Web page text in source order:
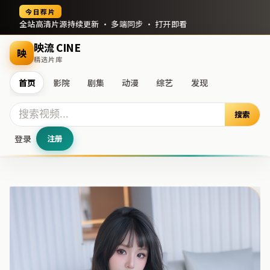
今日荐片
全站高清片源持续更新 · 多端同步 · 打开即看
映 映流 CINE
精选片库
首页 影院 剧集 动漫 综艺 发现
搜索
登录 注册